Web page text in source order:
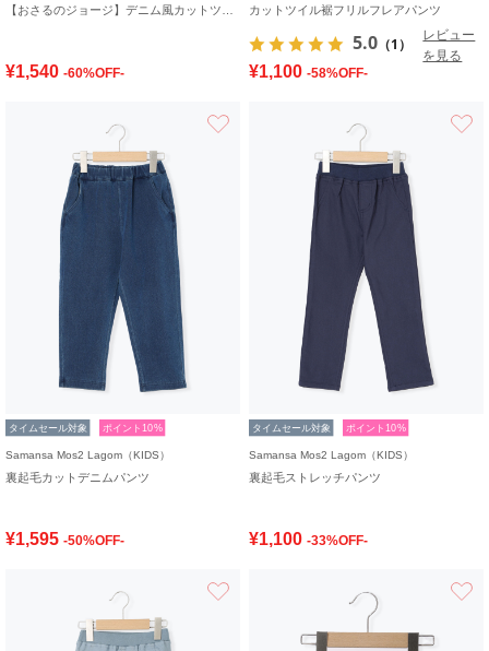
¥1,540 -60%OFF-
カットツイル裾フリルフレアパンツ
5.0 （1）
レビュー
を見る
¥1,100 -58%OFF-
タイムセール対象 ポイント10%
Samansa Mos2 Lagom（KIDS）
裏起毛カットデニムパンツ
¥1,595 -50%OFF-
タイムセール対象 ポイント10%
Samansa Mos2 Lagom（KIDS）
裏起毛ストレッチパンツ
¥1,100 -33%OFF-